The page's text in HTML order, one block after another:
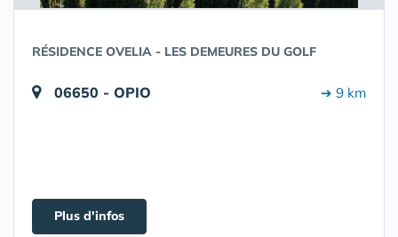
RÉSIDENCE OVELIA - LES DEMEURES DU GOLF
06650 - OPIO ➔ 9 km
Plus d'infos